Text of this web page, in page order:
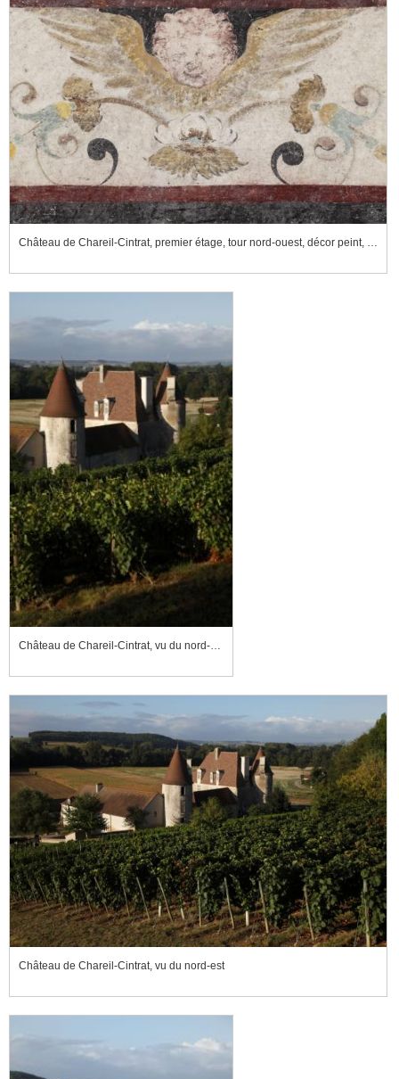
Château de Chareil-Cintrat, premier étage, tour nord-ouest, décor peint, détail
Château de Chareil-Cintrat, vu du nord-est
Château de Chareil-Cintrat, vu du nord-est